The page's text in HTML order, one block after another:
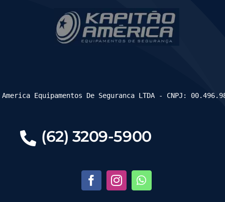
(62) 3209-5900
Equipamentos De Seguranca LTDA - CNPJ: